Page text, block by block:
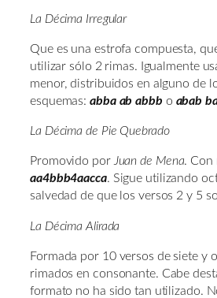
La Décima Irregular
Que es una estrofa compuesta,
utilizar sólo 2 rimas. Igualmente
menor, distribuidos en alguno de
esquemas:abba ab abbb o abab
La Décima de Pie Quebrado
Promovido porJuan de Mena. Con
aa4bbb4aacca. Sigue utilizando
salvedad de que los versos 2 y 5
La Décima Alirada
Formada por 10 versos de siete y
rimados en consonante. Cabe
formato no ha sido tan utilizado.